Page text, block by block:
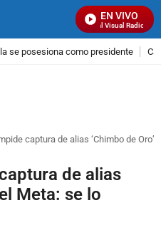
EN VIVO
Señal Visual Radio
se posesiona como presidente
captura de alias ‘Chimbo de
de alias
Meta: se lo